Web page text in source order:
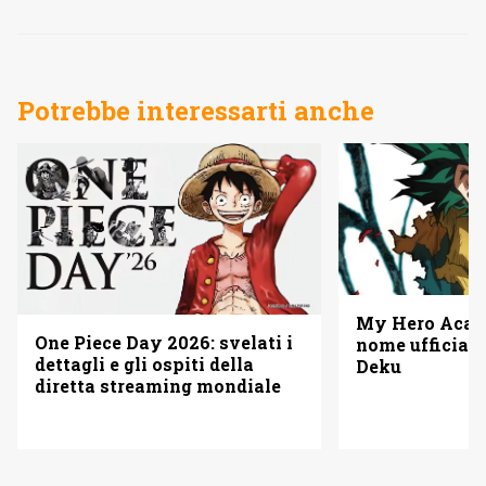
Potrebbe interessarti anche
One Piece Day 2026: svelati i
dettagli e gli ospiti della
diretta streaming mondiale
My Hero
nome
Deku